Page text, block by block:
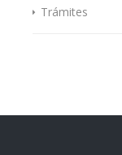
Trámites